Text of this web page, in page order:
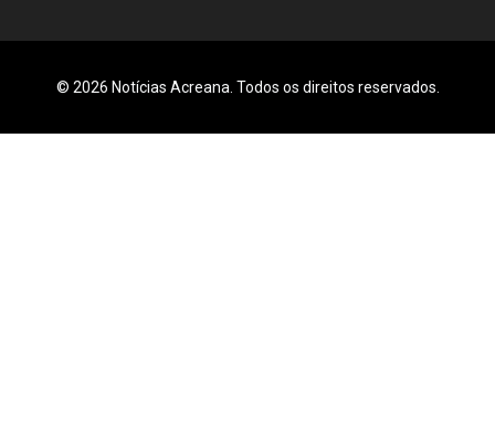
© 2026 Notícias Acreana. Todos os direitos reservados.